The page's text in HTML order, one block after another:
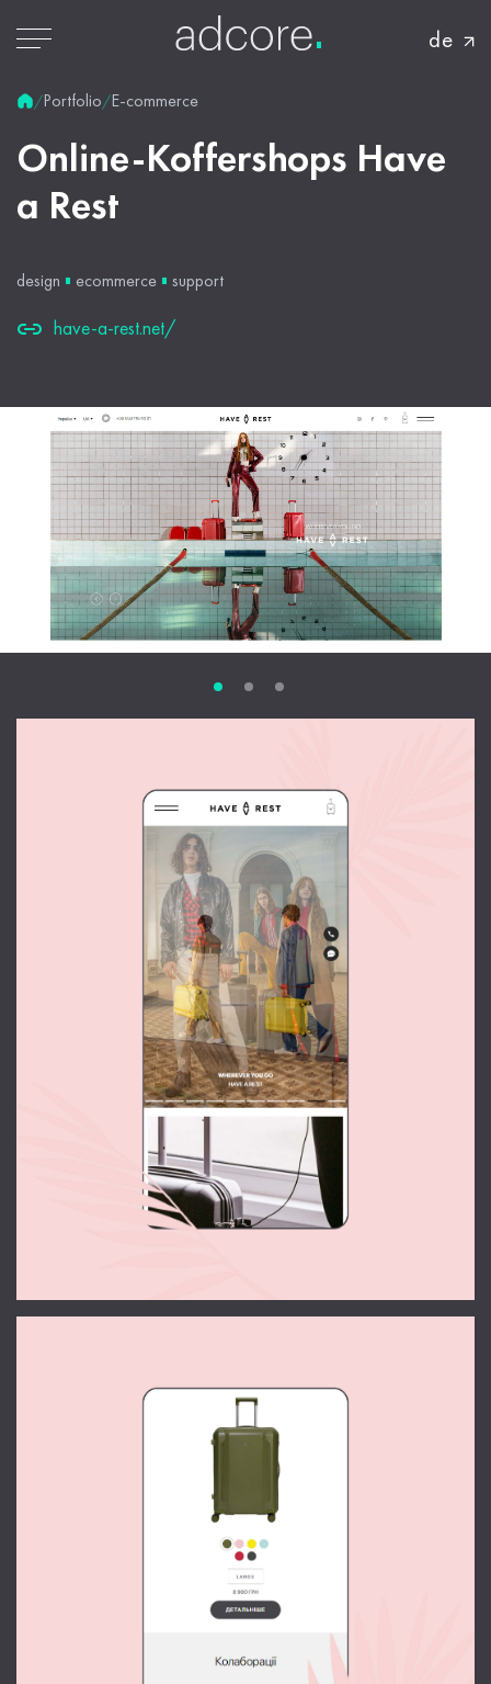
de
/Portfolio/E-commerce
Online-Koffershops Have
a Rest
design ecommerce support
have-a-rest.net/